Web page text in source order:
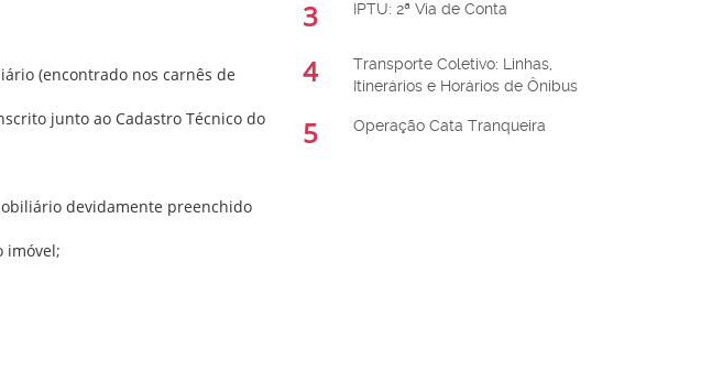
(encontrado nos carnês de
junto ao Cadastro Técnico do
devidamente preenchido
imóvel;
3 IPTU: 2ª Via de Conta
4
Transporte Coletivo: Linhas,
Itinerários e Horários de Ônibus
5 Operação Cata Tranqueira